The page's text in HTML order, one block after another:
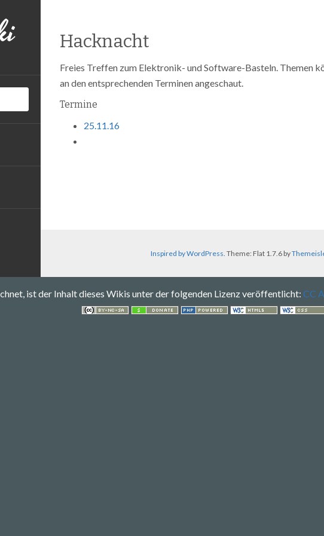
Hacknacht
Freies Treffen zum Elektronik- und Software-Basteln. Themen
an den entsprechenden Terminen angeschaut.
Termine
25.11.16
Inspired by WordPress. Theme: Flat 1.7.6 by
ist der Inhalt dieses Wikis unter der folgenden Lizenz veröffentlicht: CC